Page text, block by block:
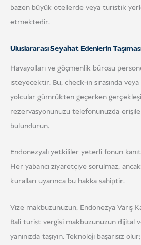
bazen büyük otellerde veya turistik
etmektedir.
Uluslararası Seyahat Edenlerin
Havayolları ve göçmenlik bürosu
isteyecektir. Bu, check-in sırasında
yolcular gümrükten geçerken
rezervasyonunuzu telefonunuzda
bulundurun.
Endonezyalı yetkililer yeterli fonun
Her yabancı ziyaretçiye sorulmaz,
kuralları uyarınca bu hakka sahiptir.
Vize makbuzunuzun, Endonezya Varış
Bali turist vergisi makbuzunuzun dijital ve
yanınızda taşıyın. Teknoloji başarısız